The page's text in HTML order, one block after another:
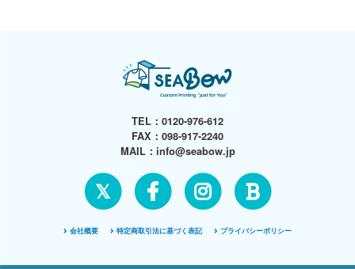
TEL： 0120-976-612
FAX：098-917-2240
MAIL： info@seabow.jp
𝕏
会社概要 特定商取引法に基づく表記 プライバシーポリシー